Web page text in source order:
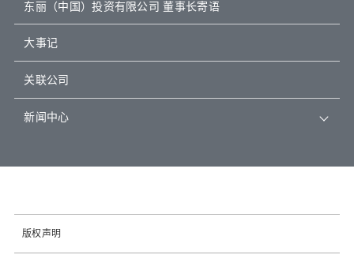
东丽（中国）投资有限公司 董事长寄语
大事记
关联公司
新闻中心
版权声明